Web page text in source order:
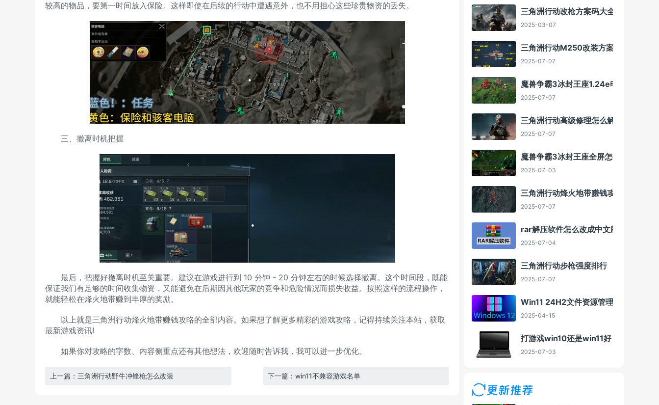
较高的物品，要第一时间放入保险。这样即使在后续的行动中遭遇意外，也不用担心这些珍贵物资的丢失。
三、撤离时机把握
最后，把握好撤离时机至关重要。建议在游戏进行到 10 分钟 - 20 分钟左右的时候选择撤离。这个时间段，既能
保证我们有足够的时间收集物资，又能避免在后期因其他玩家的竞争和危险情况而损失收益。按照这样的流程操作，
就能轻松在烽火地带赚到丰厚的奖励。
以上就是三角洲行动烽火地带赚钱攻略的全部内容。如果想了解更多精彩的游戏攻略，记得持续关注本站，获取
最新游戏资讯!
如果你对攻略的字数、内容侧重点还有其他想法，欢迎随时告诉我，我可以进一步优化。
上一篇：三角洲行动野牛冲锋枪怎么改装 下一篇：win11不兼容游戏名单
三角洲行动改枪方案码大全
2025-03-07
三角洲行动M250改装方案
2025-07-07
魔兽争霸3冰封王座1.24e电脑版下载方
2025-07-07
三角洲行动高级修理怎么解锁
2025-07-07
魔兽争霸3冰封王座全屏怎么调
2025-07-03
三角洲行动烽火地带赚钱攻略
2025-07-07
rar解压软件怎么改成中文版
2025-07-04
三角洲行动步枪强度排行
2025-07-07
Win11 24H2文件资源管理器Bug 微软
2025-04-15
打游戏win10还是win11好
2025-07-03
更新推荐